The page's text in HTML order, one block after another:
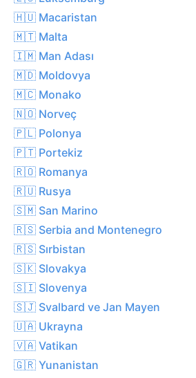
🇭🇺 Macaristan
🇲🇹 Malta
🇮🇲 Man Adası
🇲🇩 Moldovya
🇲🇨 Monako
🇳🇴 Norveç
🇵🇱 Polonya
🇵🇹 Portekiz
🇷🇴 Romanya
🇷🇺 Rusya
🇸🇲 San Marino
🇷🇸 Serbia and Montenegro
🇷🇸 Sırbistan
🇸🇰 Slovakya
🇸🇮 Slovenya
🇸🇯 Svalbard ve Jan Mayen
🇺🇦 Ukrayna
🇻🇦 Vatikan
🇬🇷 Yunanistan